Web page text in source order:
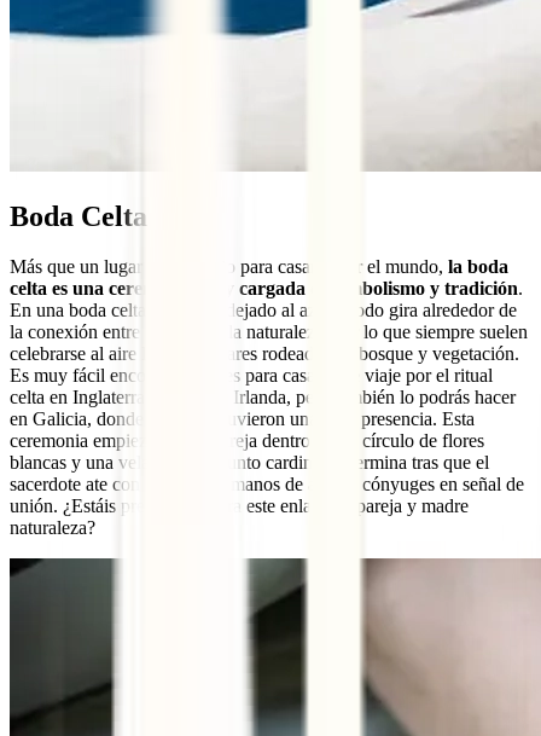
Boda Celta
Más que un lugar en concreto para casarse por el mundo, la boda
celta es una ceremonia muy cargada de simbolismo y tradición.
En una boda celta nada está dejado al azar y todo gira alrededor de
la conexión entre la pareja y la naturaleza, por lo que siempre suelen
celebrarse al aire libre en lugares rodeados de bosque y vegetación.
Es muy fácil encontrar lugares para casarse de viaje por el ritual
celta en Inglaterra, Escocia o Irlanda, pero también lo podrás hacer
en Galicia, donde los celtas tuvieron una gran presencia. Esta
ceremonia empieza con la pareja dentro de un círculo de flores
blancas y una vela en cada punto cardinal, y termina tras que el
sacerdote ate con un lazo las manos de ambos cónyuges en señal de
unión. ¿Estáis preparados para este enlace de pareja y madre
naturaleza?